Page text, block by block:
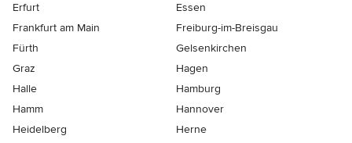
Erfurt
Essen
Frankfurt am Main
Freiburg-im-Breisgau
Fürth
Gelsenkirchen
Graz
Hagen
Halle
Hamburg
Hamm
Hannover
Heidelberg
Herne